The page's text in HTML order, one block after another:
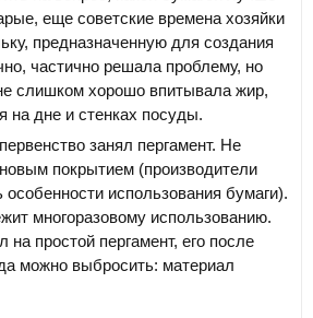
еще советские времена хозяйки
предназначенную для создания
частично решала проблему, но
слишком хорошо впитывала жир,
на дне и стенках посуды.
занял пергамент. Не
покрытием (производители
особенности использования бумаги).
многоразовому использованию.
простой пергамент, его после
можно выбросить: материал